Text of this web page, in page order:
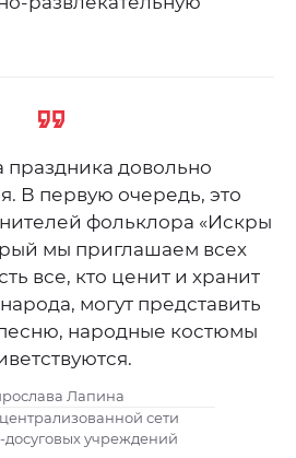
довольно
В первую очередь, это
фольклора «Искры
мы приглашаем всех
все, кто ценит и хранит
могут представить
народные костюмы
Лапина
сети
досуговых учреждений